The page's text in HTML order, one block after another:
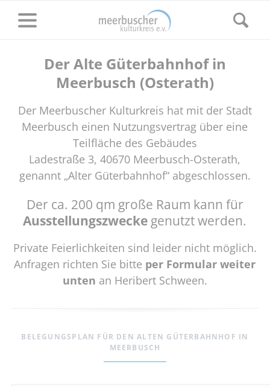
Der Alte Güterbahnhof in
Meerbusch (Osterath)
Der Meerbuscher Kulturkreis hat mit der Stadt
Meerbusch einen Nutzungsvertrag über eine
Teilfläche des Gebäudes
Ladestraße 3, 40670 Meerbusch-Osterath,
genannt „Alter Güterbahnhof“ abgeschlossen.
Der ca. 200 qm große Raum kann für
Ausstellungszwecke genutzt werden.
Private Feierlichkeiten sind leider nicht möglich.
Anfragen richten Sie bitte per Formular weiter
unten an Heribert Schween.
BELEGUNGSPLAN FÜR DEN ALTEN GÜTERBAHNHOF IN
MEERBUSCH